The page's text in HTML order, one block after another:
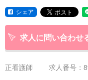
シェア
求人に問い合わせ
正看護師 求人番号：